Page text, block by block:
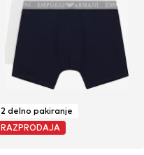
2 delno pakiranje
RAZPRODAJA